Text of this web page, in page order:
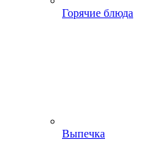
Горячие блюда
Выпечка